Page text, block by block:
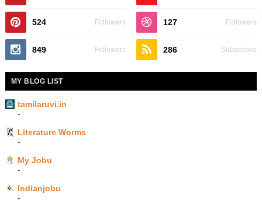
524 Followers 127 Followers
849 Followers 286 Subscribes
MY BLOG LIST
tamilaruvi.in
-
Literature Worms
-
My Jobu
-
Indianjobu
-